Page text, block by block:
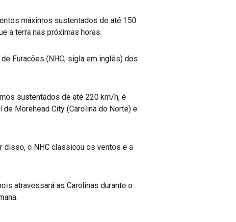
máximos sustentados de até 150
a terra nas próximas horas.
Furacões (NHC, sigla em inglês) dos
sustentados de até 220 km/h, é
Morehead City (Carolina do Norte) e
disso, o NHC classicou os ventos e a
atravessará as Carolinas durante o